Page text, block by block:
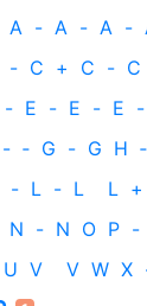
A - A - A -
- C + C - C
- E - E - E -
- ‐ G - G H ‐
- L - L L +
N - N O P -
U V V W X